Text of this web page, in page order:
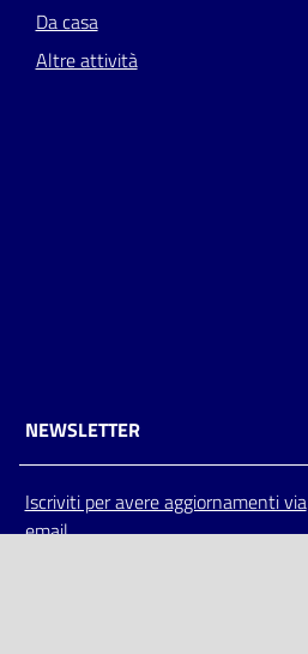
Da casa
Altre attività
NEWSLETTER
Iscriviti per avere aggiornamenti via
email